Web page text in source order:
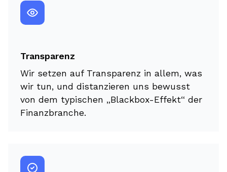
Transparenz
Wir setzen auf Transparenz in allem, was
wir tun, und distanzieren uns bewusst
von dem typischen „Blackbox-Effekt“ der
Finanzbranche.